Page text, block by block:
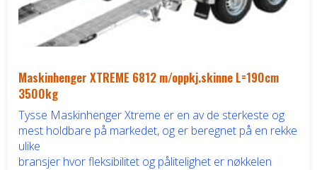
Maskinhenger
Honda Power Equipment
Stihl -Skog og Hage
Maskinhenger XTREME 6812 m/oppkj.skinne L=190cm
3500kg
Tysse Maskinhenger Xtreme er en av de sterkeste og
mest holdbare på markedet, og er beregnet på en rekke
ulike
bransjer hvor fleksibilitet og pålitelighet er nøkkelen